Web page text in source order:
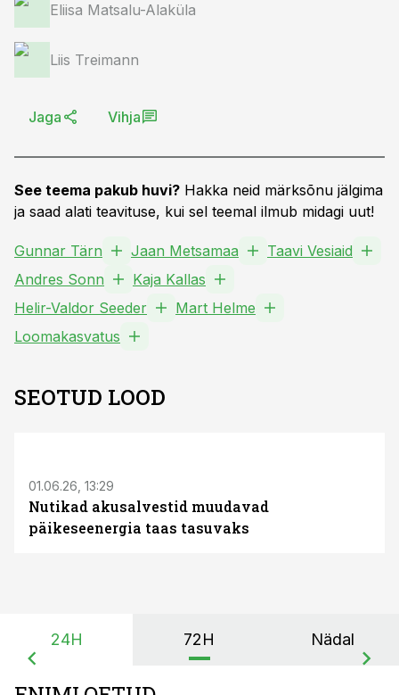
Eliisa Matsalu-Alaküla
Liis Treimann
Jaga Vihja
See teema pakub huvi? Hakka neid märksõnu jälgima
ja saad alati teavituse, kui sel teemal ilmub midagi uut!
Gunnar Tärn Jaan Metsamaa
Taavi Vesiaid
Andres Sonn
Kaja Kallas
Helir-Valdor Seeder
Mart Helme
Loomakasvatus
SEOTUD LOOD
01.06.26, 13:29
Nutikad akusalvestid muudavad
päikeseenergia taas tasuvaks
24H 72H Nädal